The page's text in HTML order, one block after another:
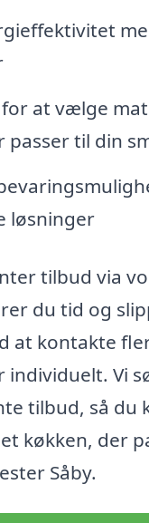
at vælge
passer til din
løsninger
tilbud via
du tid og
at kontakte
individuelt. Vi
tilbud, så du
køkken, der
Såby.